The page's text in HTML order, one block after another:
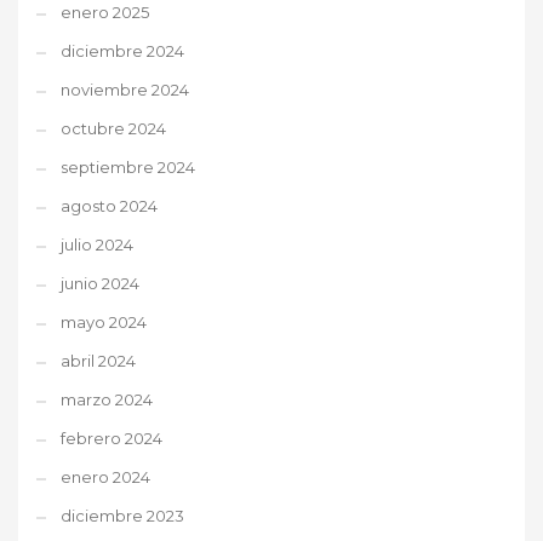
enero 2025
diciembre 2024
noviembre 2024
octubre 2024
septiembre 2024
agosto 2024
julio 2024
junio 2024
mayo 2024
abril 2024
marzo 2024
febrero 2024
enero 2024
diciembre 2023